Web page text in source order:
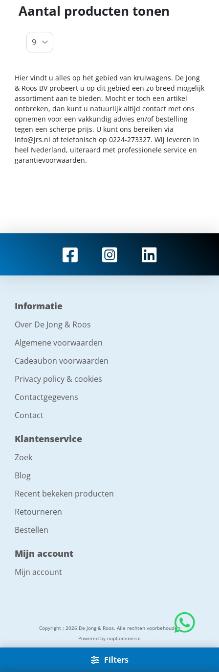
Filters
Aantal producten tonen
Hier vindt u alles op het gebied van kruiwagens. De Jong
& Roos BV probeert u op dit gebied een zo breed mogelijk
assortiment aan te bieden. Mocht er toch een artikel
ontbreken, dan kunt u natuurlijk altijd contact met ons
opnemen voor een vakkundig advies en/of bestelling
tegen een scherpe prijs. U kunt ons bereiken via
info@jrs.nl of telefonisch op 0224-273327. Wij leveren in
heel Nederland, uiteraard met professionele service en
garantievoorwaarden.
Informatie
Over De Jong & Roos
Algemene voorwaarden
Cadeaubon voorwaarden
Privacy policy & cookies
Contactgegevens
Contact
Klantenservice
Zoek
Blog
Recent bekeken producten
Retourneren
Bestellen
Mijn account
Mijn account
Copyright ; 2026 De Jong & Roos. Alle rechten voorbehouden
Powered by nopCommerce